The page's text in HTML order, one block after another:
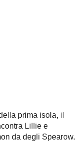
prima isola, il
Lillie e
da degli Spearow.